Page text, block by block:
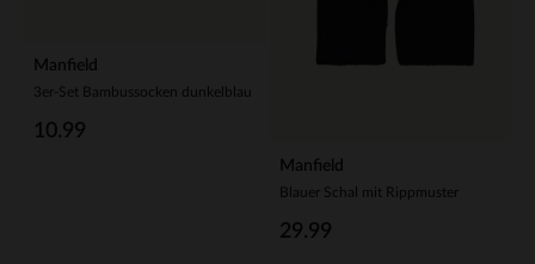
Manfield
3er-Set Bambussocken dunkelblau
10.99
Manfield
Blauer Schal mit Rippmuster
29.99